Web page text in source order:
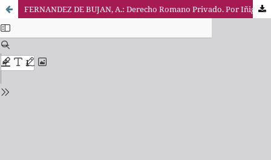
FERNANDEZ DE BUJAN, A.: Derecho Romano Privado. Por Iñigo Navarro